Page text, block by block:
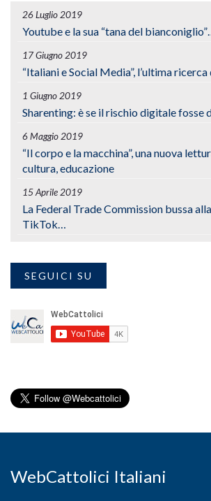
26 Luglio 2019
Youtube e la sua “tana del bianconiglio”…
17 Giugno 2019
“Italiani e Social Media”, l’ultima
1 Giugno 2019
Sharenting: è se il rischio digitale fosse
6 Maggio 2019
“Il corpo e la macchina”, una nuova
cultura, educazione
15 Aprile 2019
La Federal Trade Commission bussa
TikTok…
SEGUICI SU
WebCattolici Italiani